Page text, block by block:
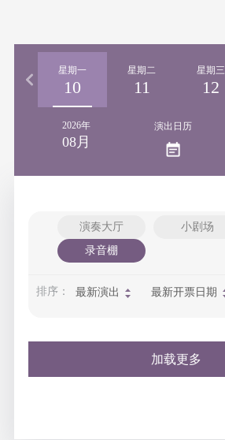
星期一
10
星期二
11
星期三
12
2026年
08月
演出日历
演奏大厅
小剧场
录音棚
排序： 最新演出 最新开票日期
加载更多